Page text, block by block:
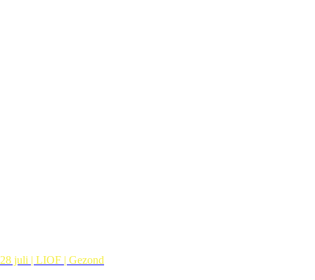
28 juli | LIOF | Gezond